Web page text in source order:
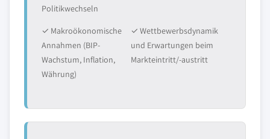
Politikwechseln
✓ Makroökonomische
Annahmen (BIP-
Wachstum, Inflation,
Währung)
✓ Wettbewerbsdynamik
und Erwartungen beim
Markteintritt/-austritt